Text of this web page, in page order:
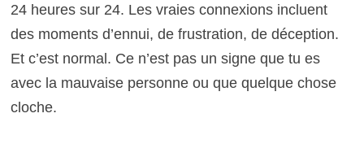
24 heures sur 24. Les vraies connexions incluent
des moments d’ennui, de frustration, de déception.
Et c’est normal. Ce n’est pas un signe que tu es
avec la mauvaise personne ou que quelque chose
cloche.